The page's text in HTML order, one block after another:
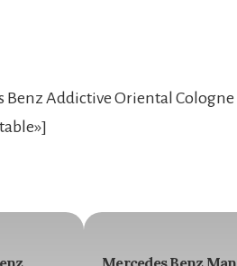
Addictive Oriental Cologne